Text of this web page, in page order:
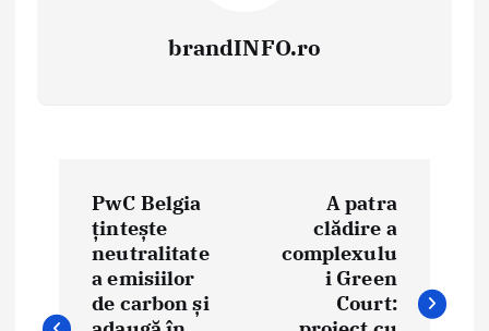
brandINFO.ro
i
PwC Belgia
țintește
neutralitate
a emisiilor
de carbon și
A patra
clădire a
complexulu
i Green
Court: